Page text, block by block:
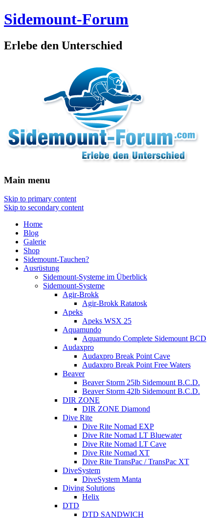
Sidemount-Forum
Erlebe den Unterschied
Main menu
Skip to primary content
Skip to secondary content
Home
Blog
Galerie
Shop
Sidemount-Tauchen?
Ausrüstung
Sidemount-Systeme im Überblick
Sidemount-Systeme
Agir-Brokk
Agir-Brokk Ratatosk
Apeks
Apeks WSX 25
Aquamundo
Aquamundo Complete Sidemount BCD
Audaxpro
Audaxpro Break Point Cave
Audaxpro Break Point Free Waters
Beaver
Beaver Storm 25lb Sidemount B.C.D.
Beaver Storm 42lb Sidemount B.C.D.
DIR ZONE
DIR ZONE Diamond
Dive Rite
Dive Rite Nomad EXP
Dive Rite Nomad LT Bluewater
Dive Rite Nomad LT Cave
Dive Rite Nomad XT
Dive Rite TransPac / TransPac XT
DiveSystem
DiveSystem Manta
Diving Solutions
Helix
DTD
DTD SANDWICH